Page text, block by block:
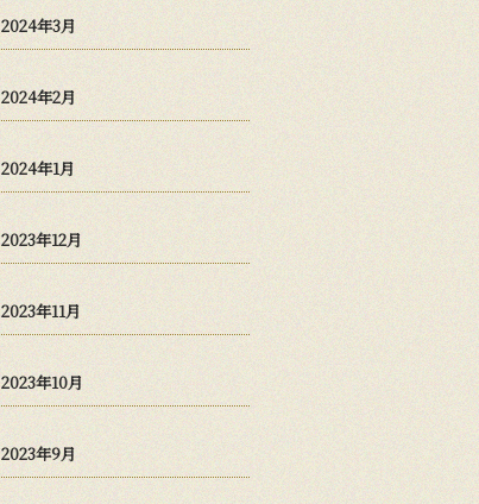
2024年3月
2024年2月
2024年1月
2023年12月
2023年11月
2023年10月
2023年9月